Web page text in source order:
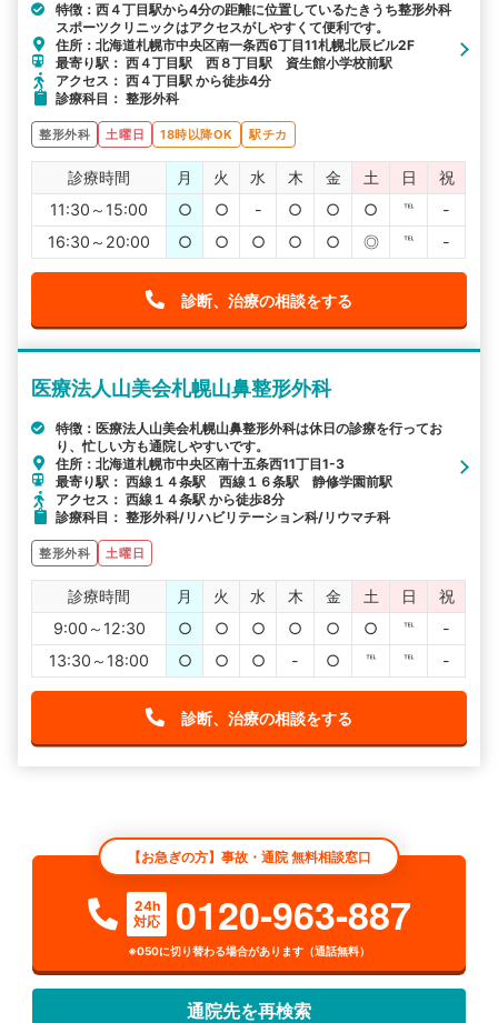
特徴：西４丁目駅から4分の距離に位置しているたきうち整形外科
スポーツクリニックはアクセスがしやすくて便利です。
住所：北海道札幌市中央区南一条西6丁目11札幌北辰ビル2F
最寄り駅： 西４丁目駅 西８丁目駅 資生館小学校前駅
アクセス： 西４丁目駅 から徒歩4分
診療科目： 整形外科
整形外科 土曜日 18時以降OK 駅チカ
診療時間 月 火 水 木 金 土 日
祝
11:30～15:00
○ ○ - ○ ○ ○ ℡
-
16:30～20:00
○ ○ ○ ○ ○ ◎ ℡ -
診断、治療の相談をする
医療法人山美会札幌山鼻整形外科
特徴：医療法人山美会札幌山鼻整形外科は休日の診療を行ってお
り、忙しい方も通院しやすいです。
住所：北海道札幌市中央区南十五条西11丁目1-3
最寄り駅： 西線１４条駅 西線１６条駅 静修学園前駅
アクセス： 西線１４条駅 から徒歩8分
診療科目： 整形外科/リハビリテーション科/リウマチ科
整形外科 土曜日
診療時間 月 火 水 木 金 土 日
祝
9:00～12:30
○ ○ ○ ○ ○ ○ ℡
-
13:30～18:00
○ ○ ○ - ○ ℡ ℡ -
診断、治療の相談をする
【お急ぎの方】事故・通院 無料相談窓口
24h
対応
0120-963-887
※050に切り替わる場合があります（通話無料）
通院先を再検索